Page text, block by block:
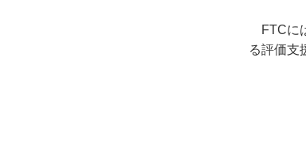
FTCに
る評価支